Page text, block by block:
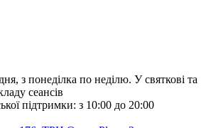
з понеділка по неділю. У святкові та
сеансів
підтримки: з 10:00 до 20:00